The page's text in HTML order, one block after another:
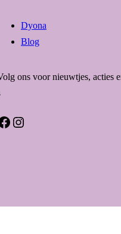
Dyona
Blog
ons voor nieuwtjes, acties
Instagram